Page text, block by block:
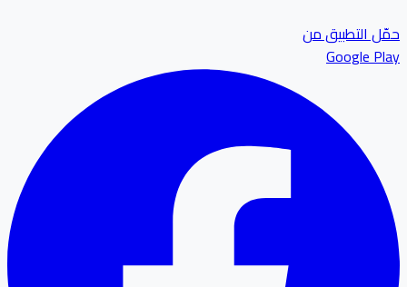
التطبيق من
Google